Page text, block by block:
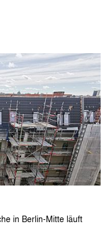
Mobilehome. Einen
einer anderen
bei der
- einer
die von stæhr+partner
wurde.
in Berlin-Mitte läuft